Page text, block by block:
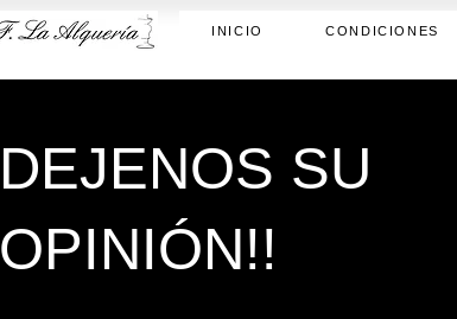
INICIO CONDICIONES
DEJENOS SU
OPINIÓN!!